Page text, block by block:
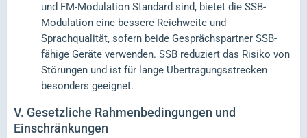
und FM-Modulation Standard sind, bietet die SSB-
Modulation eine bessere Reichweite und
Sprachqualität, sofern beide Gesprächspartner SSB-
fähige Geräte verwenden. SSB reduziert das Risiko von
Störungen und ist für lange Übertragungsstrecken
besonders geeignet.
V. Gesetzliche Rahmenbedingungen und
Einschränkungen